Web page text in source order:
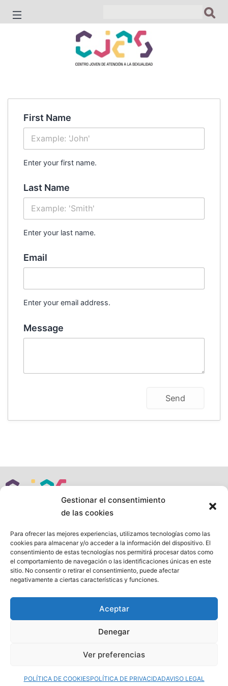
Gestionar el consentimiento
de las cookies
Para ofrecer las mejores experiencias, utilizamos tecnologías como las
cookies para almacenar y/o acceder a la información del dispositivo. El
consentimiento de estas tecnologías nos permitirá procesar datos como
el comportamiento de navegación o las identificaciones únicas en este
sitio. No consentir o retirar el consentimiento, puede afectar
negativamente a ciertas características y funciones.
Aceptar
Denegar
Ver preferencias
POLÍTICA DE COOKIESPOLÍTICA DE PRIVACIDADAVISO LEGAL
First Name
Enter your first name.
Last Name
Enter your last name.
Email
Enter your email address.
Message
Siguenos en:
Mapa web
Aviso legal
Política de cookies
CJAS es un proyecto de SEDRA - Federación de
Planificación Familiar www.sedra-fpfe.org
© 2026 SEDRA - Federación de Planificación Familiar